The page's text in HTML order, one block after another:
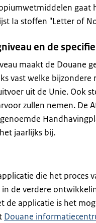
gaat
Ia stoffen "Letter of
en de
maakt de Douane
vast welke
uit de Unie. Ook
zullen nemen. De
jaarlijks bij.
die het
de verdere
de applicatie is het
Douane